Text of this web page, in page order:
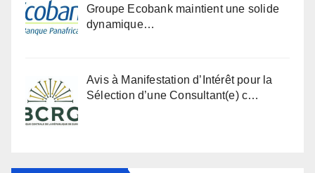
Groupe Ecobank maintient une solide
dynamique…
Avis à Manifestation d’Intérêt pour la
Sélection d’une Consultant(e) c…